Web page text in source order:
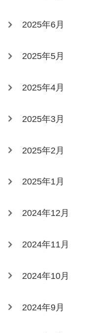
2025年6月
2025年5月
2025年4月
2025年3月
2025年2月
2025年1月
2024年12月
2024年11月
2024年10月
2024年9月